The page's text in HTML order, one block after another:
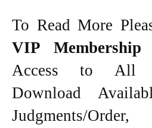
To Read More
VIP Membership
Access to All
Download
Judgments/